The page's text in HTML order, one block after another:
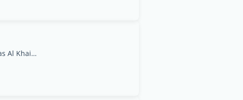
Compass Building, Al Shohada Road, AL Hamra Industrial Zone Ras Al Khaimah, United Arab Emirates, Raʼs al Khaymah